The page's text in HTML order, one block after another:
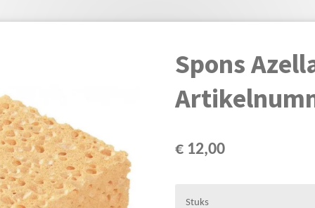
Spons
€ 12,00
Stuks